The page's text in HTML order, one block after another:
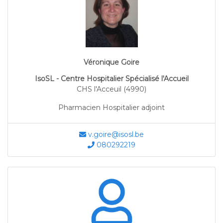
Véronique Goire
IsoSL - Centre Hospitalier Spécialisé l'Accueil
CHS l'Acceuil (4990)
Pharmacien Hospitalier adjoint
v.goire@isosl.be
080292219